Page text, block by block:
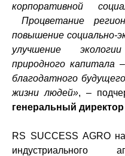
корпоративной
Процветание
повышение социально-
улучшение
природного капитала
благодатного
жизни людей», –
генеральный директор
RS SUCCESS AGRO
индустриального